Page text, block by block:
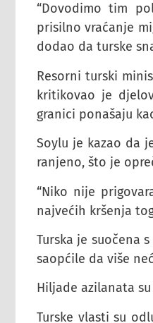
“Dovodimo tim
prisilno vraćanje
dodao da turske
Resorni turski
kritikovao je
granici ponašaju
Soylu je kazao da
ranjeno, što je
“Niko nije
najvećih kršenja
Turska je suočena
saopćile da više
Hiljade azilanata
Turske vlasti su